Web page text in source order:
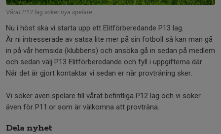
Vårat P12 lag söker nya spelare
Nu i höst ska vi starta upp ett Elitförberedande P13 lag.
Är ni intresserade av satsa lite mer på sin fotboll så kan man gå
in på vår hemsida (klubbens) och ansöka gå in sedan på medlem
och sedan välj P13 Elitförberedande och fyll i uppgifterna där.
När det är gjort kontaktar vi sedan er när provträning sker.
Vi söker även spelare till vårat befintliga P12 lag och vi söker
även för P11:or som är välkomna att provträna.
Dela nyhet